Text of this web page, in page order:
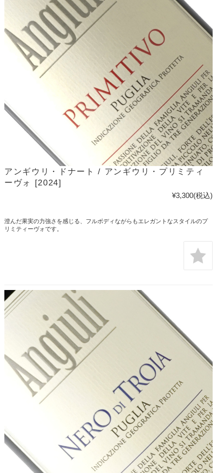
アンギウリ・ドナート / アンギウリ・プリミティ
ーヴォ [2024]
¥3,300(税込)
澄んだ果実の力強さを感じる、フルボディながらもエレガントなスタイルのプ
リミティーヴォです。